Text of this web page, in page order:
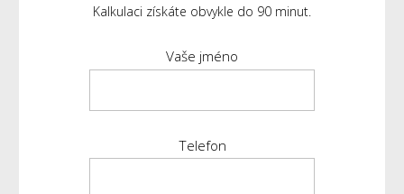
Kalkulaci získáte obvykle do 90 minut.
Vaše jméno
Telefon